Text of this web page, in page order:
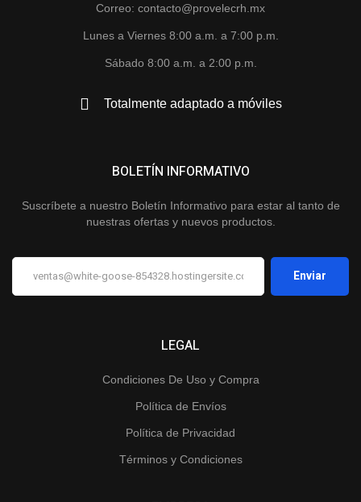
Correo: contacto@provelecrh.mx
Lunes a Viernes 8:00 a.m. a 7:00 p.m.
Sábado 8:00 a.m. a 2:00 p.m.
Totalmente adaptado a móviles
LEGAL
Condiciones De Uso y Compra
Política de Envíos
Política de Privacidad
Términos y Condiciones
BOLETÍN INFORMATIVO
Suscríbete a nuestro Boletín Informativo para estar al tanto de
nuestras ofertas y nuevos productos.